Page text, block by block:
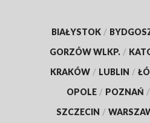
BIAŁYSTOK /
GORZÓW WLKP. /
KRAKÓW / LUBLIN /
OPOLE / POZNAŃ /
SZCZECIN /